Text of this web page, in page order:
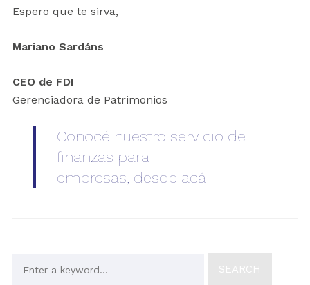
Espero que te sirva,
Mariano Sardáns
CEO de FDI
Gerenciadora de Patrimonios
Conocé nuestro servicio de
finanzas para
empresas, desde acá